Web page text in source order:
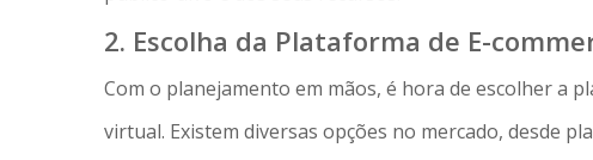
2. Escolha da Plataforma de E-
Com o planejamento em mãos, é hora de escolher a
virtual. Existem diversas opções no mercado, desde